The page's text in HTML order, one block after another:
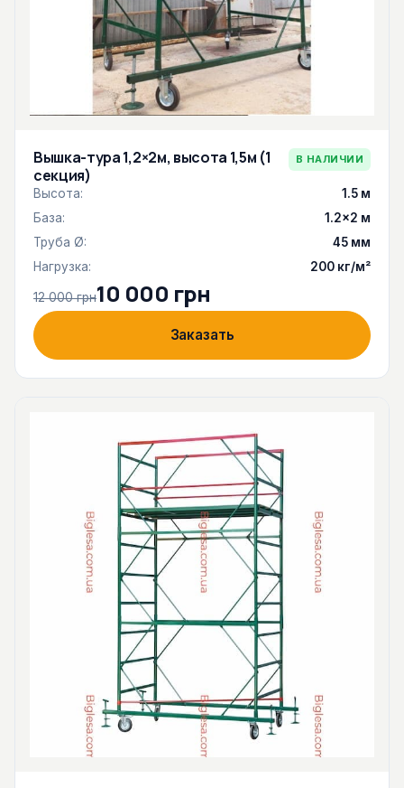
Вышка-тура 1,2×2м, высота 1,5м (1
секция)
В НАЛИЧИИ
Высота:
1.5 м
База:
1.2×2 м
Труба Ø:
45 мм
Нагрузка:
200 кг/м²
12 000 грн10 000 грн
Заказать